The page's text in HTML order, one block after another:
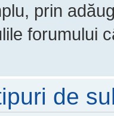
prin
forumului
de